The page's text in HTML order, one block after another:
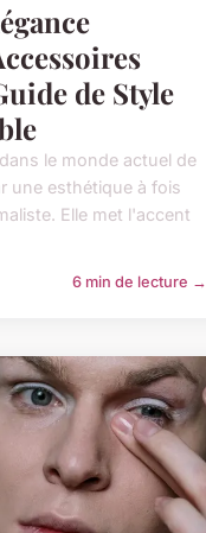
de Style
le monde actuel de
une esthétique à fois
Elle met l'accent
6 min de lecture →